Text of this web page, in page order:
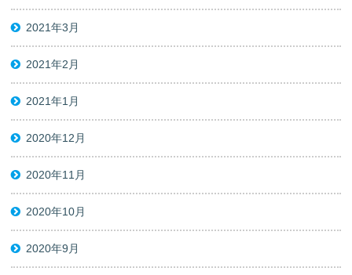
2021年3月
2021年2月
2021年1月
2020年12月
2020年11月
2020年10月
2020年9月